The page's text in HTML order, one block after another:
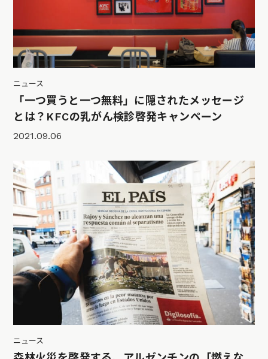
ニュース
「一つ買うと一つ無料」に隠されたメッセージ
とは？KFCの乳がん検診啓発キャンペーン
2021.09.06
ニュース